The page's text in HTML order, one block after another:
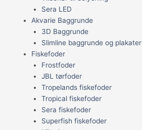
Sera LED
Akvarie Baggrunde
3D Baggrunde
Slimline baggrunde og plakater
Fiskefoder
Frostfoder
JBL tørfoder
Tropelands fiskefoder
Tropical fiskefoder
Sera fiskefoder
Superfish fiskefoder